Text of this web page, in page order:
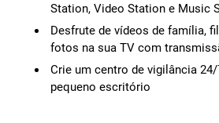
Station, Video Station e Music
Desfrute de vídeos de família,
fotos na sua TV com
Crie um centro de vigilância
pequeno escritório